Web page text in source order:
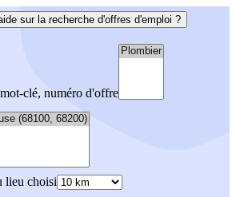
sur la recherche d'offres d'emploi ?
clé, numéro d'offre
lieu choisi